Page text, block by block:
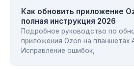
Как обновить приложение
полная инструкция 2026
Подробное руководство по
приложения Ozon на планшетах
Исправление ошибок,